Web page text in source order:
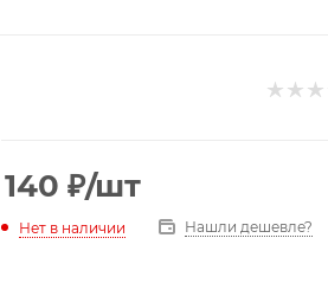
140 ₽/шт
Нет в наличии Нашли дешевле?